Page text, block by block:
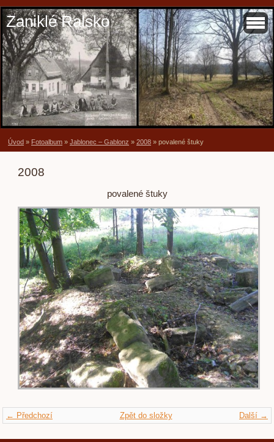
Zaniklé Ralsko
Úvod » Fotoalbum » Jablonec – Gablonz » 2008 » povalené štuky
2008
povalené štuky
← Předchozí Další →
Zpět do složky